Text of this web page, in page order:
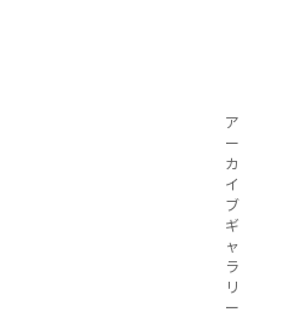
ア
ー
カ
イ
ブ
ギ
ャ
ラ
リ
ー